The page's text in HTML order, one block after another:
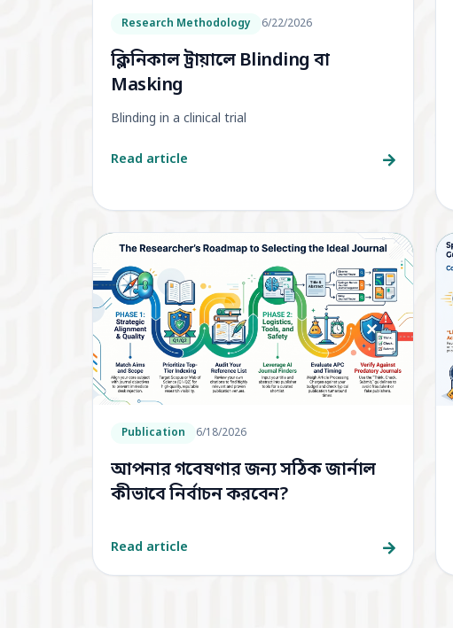
Research Methodology 6/22/2026
ক্লিনিকাল ট্রায়ালে Blinding বা
Masking
Blinding in a clinical trial
Read article
Publication 6/18/2026
আপনার গবেষণার জন্য সঠিক জার্নাল
কীভাবে নির্বাচন করবেন?
Read article